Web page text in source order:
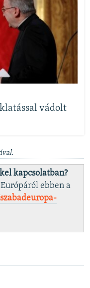
vádolt
kapcsolatban?
ebben a